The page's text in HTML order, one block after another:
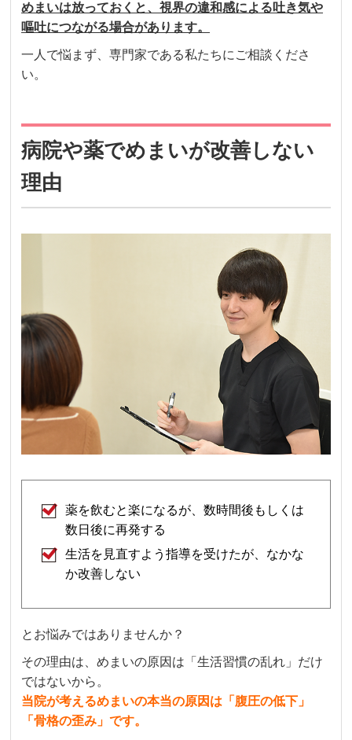
めまいは放っておくと、視界の違和感による吐き気や
嘔吐につながる場合があります。
一人で悩まず、専門家である私たちにご相談くださ
い。
病院や薬でめまいが改善しない
理由
薬を飲むと楽になるが、数時間後もしくは
数日後に再発する
生活を見直すよう指導を受けたが、なかな
か改善しない
とお悩みではありませんか？
その理由は、めまいの原因は「生活習慣の乱れ」だけ
ではないから。
当院が考えるめまいの本当の原因は「腹圧の低下」
「骨格の歪み」です。